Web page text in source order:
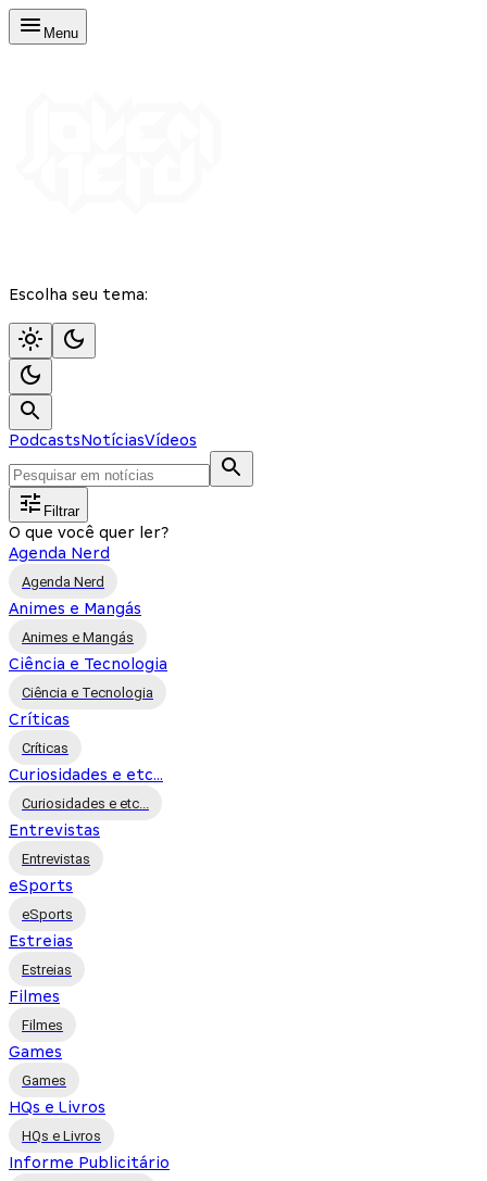
Menu
Escolha seu tema:
PodcastsNotíciasVídeos
Filtrar
O que você quer ler?
Agenda Nerd
Agenda Nerd
Animes e Mangás
Animes e Mangás
Ciência e Tecnologia
Ciência e Tecnologia
Críticas
Críticas
Curiosidades e etc...
Curiosidades e etc...
Entrevistas
Entrevistas
eSports
eSports
Estreias
Estreias
Filmes
Filmes
Games
Games
HQs e Livros
HQs e Livros
Informe Publicitário